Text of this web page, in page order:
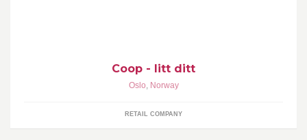
Coop - litt ditt
Oslo, Norway
RETAIL COMPANY